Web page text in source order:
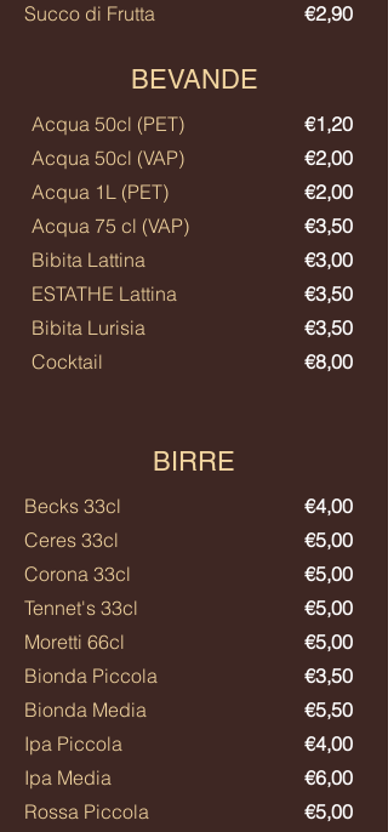
Succo di Frutta
€2,90
BEVANDE
Acqua 50cl (PET)
Acqua 50cl (VAP)
Acqua 1L (PET)
Acqua 75 cl (VAP)
Bibita Lattina
ESTATHE Lattina
Bibita Lurisia
Cocktail
€1,20​
€2,00
€2,00
€3,50
€3,00
€3,50
€3,50
€8,00
BIRRE
Becks 33cl
Ceres 33cl
Corona 33cl
Tennet's 33cl
Moretti 66cl
Bionda Piccola
Bionda Media
Ipa Piccola
Ipa Media
Rossa Piccola
€4,00
€5,00
€5,00
€5,00
€5,00
€3,50
€5,50
€4,00
€6,00
€5,00